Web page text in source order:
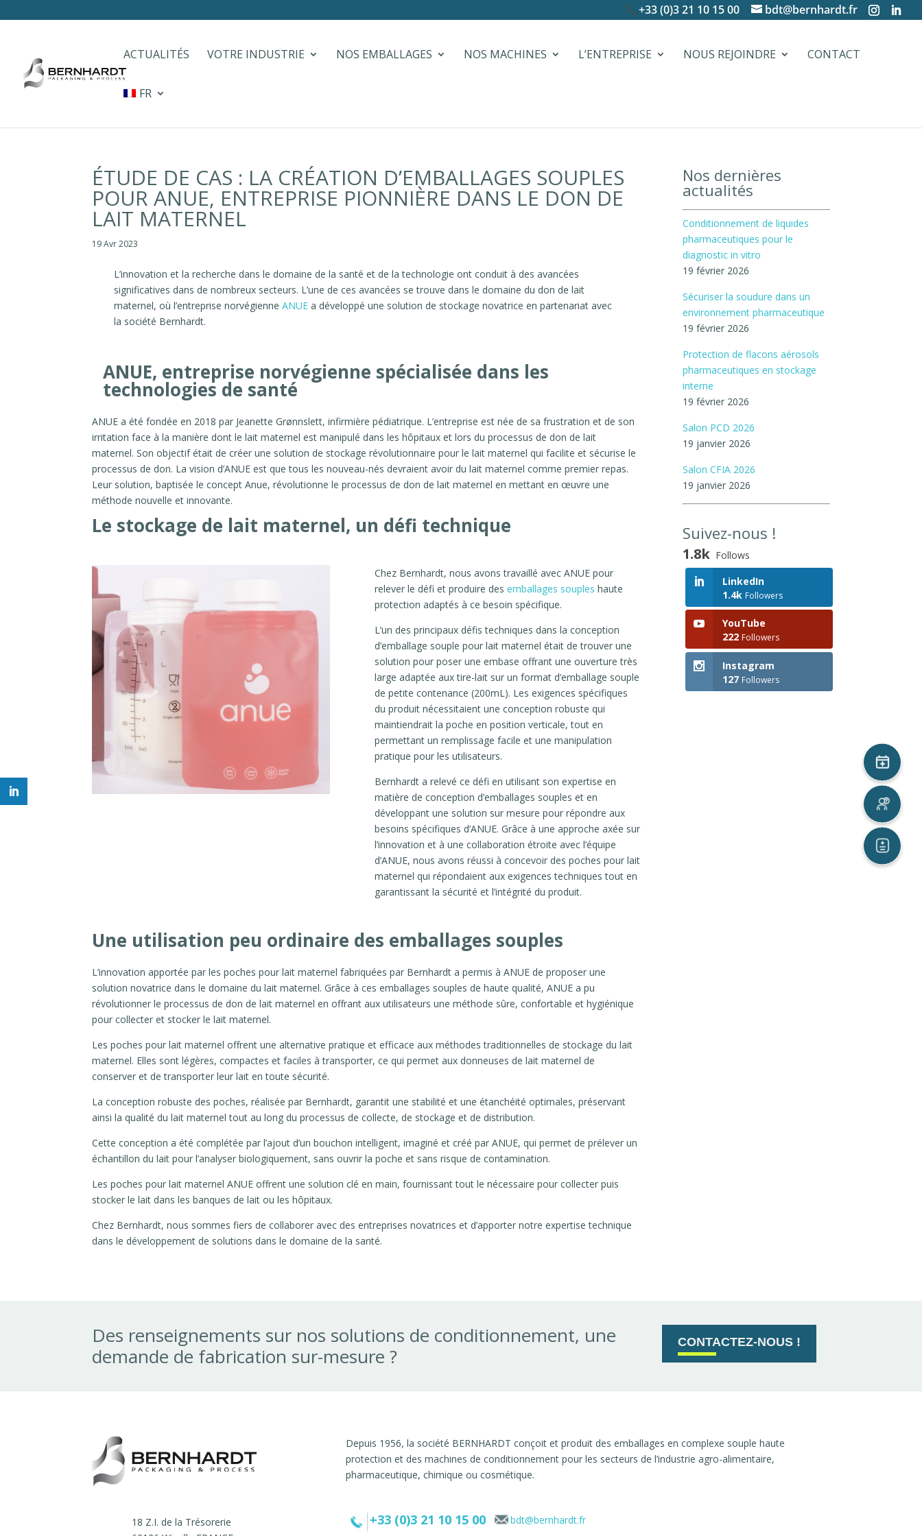
+33 (0)3 21 10 15 00 bdt@bernhardt.fr
ACTUALITÉS VOTRE INDUSTRIE NOS EMBALLAGES NOS MACHINES L’ENTREPRISE NOUS REJOINDRE CONTACT
FR
ÉTUDE DE CAS : LA CRÉATION D’EMBALLAGES SOUPLES
POUR ANUE, ENTREPRISE PIONNIÈRE DANS LE DON DE
LAIT MATERNEL
19 Avr 2023
L’innovation et la recherche dans le domaine de la santé et de la technologie ont conduit à des avancées
significatives dans de nombreux secteurs. L’une de ces avancées se trouve dans le domaine du don de lait
maternel, où l’entreprise norvégienneANUE a développé une solution de stockage novatrice en partenariat avec
la société Bernhardt.
ANUE, entreprise norvégienne spécialisée dans les
technologies de santé
ANUE a été fondée en 2018 par Jeanette Grønnslett, infirmière pédiatrique. L’entreprise est née de sa frustration et de son
irritation face à la manière dont le lait maternel est manipulé dans les hôpitaux et lors du processus de don de lait
maternel. Son objectif était de créer une solution de stockage révolutionnaire pour le lait maternel qui facilite et sécurise le
processus de don. La vision d’ANUE est que tous les nouveau-nés devraient avoir du lait maternel comme premier repas.
Leur solution, baptisée le concept Anue, révolutionne le processus de don de lait maternel en mettant en œuvre une
méthode nouvelle et innovante.
Le stockage de lait maternel, un défi technique
Chez Bernhardt, nous avons travaillé avec ANUE pour
relever le défi et produire des emballages souples haute
protection adaptés à ce besoin spécifique.
L’un des principaux défis techniques dans la conception
d’emballage souple pour lait maternel était de trouver une
solution pour poser une embase offrant une ouverture très
large adaptée aux tire-lait sur un format d’emballage souple
de petite contenance (200mL). Les exigences spécifiques
du produit nécessitaient une conception robuste qui
maintiendrait la poche en position verticale, tout en
permettant un remplissage facile et une manipulation
pratique pour les utilisateurs.
Bernhardt a relevé ce défi en utilisant son expertise en
matière de conception d’emballages souples et en
développant une solution sur mesure pour répondre aux
besoins spécifiques d’ANUE. Grâce à une approche axée sur
l’innovation et à une collaboration étroite avec l’équipe
d’ANUE, nous avons réussi à concevoir des poches pour lait
maternel qui répondaient aux exigences techniques tout en
garantissant la sécurité et l’intégrité du produit.
Une utilisation peu ordinaire des emballages souples
L’innovation apportée par les poches pour lait maternel fabriquées par Bernhardt a permis à ANUE de proposer une
solution novatrice dans le domaine du lait maternel. Grâce à ces emballages souples de haute qualité, ANUE a pu
révolutionner le processus de don de lait maternel en offrant aux utilisateurs une méthode sûre, confortable et hygiénique
pour collecter et stocker le lait maternel.
Les poches pour lait maternel offrent une alternative pratique et efficace aux méthodes traditionnelles de stockage du lait
maternel. Elles sont légères, compactes et faciles à transporter, ce qui permet aux donneuses de lait maternel de
conserver et de transporter leur lait en toute sécurité.
La conception robuste des poches, réalisée par Bernhardt, garantit une stabilité et une étanchéité optimales, préservant
ainsi la qualité du lait maternel tout au long du processus de collecte, de stockage et de distribution.
Cette conception a été complétée par l’ajout d’un bouchon intelligent, imaginé et créé par ANUE, qui permet de prélever un
échantillon du lait pour l’analyser biologiquement, sans ouvrir la poche et sans risque de contamination.
Les poches pour lait maternel ANUE offrent une solution clé en main, fournissant tout le nécessaire pour collecter puis
stocker le lait dans les banques de lait ou les hôpitaux.
Chez Bernhardt, nous sommes fiers de collaborer avec des entreprises novatrices et d’apporter notre expertise technique
dans le développement de solutions dans le domaine de la santé.
Nos dernières
actualités
Conditionnement de liquides
pharmaceutiques pour le
diagnostic in vitro
19 février 2026
Sécuriser la soudure dans un
environnement pharmaceutique
19 février 2026
Protection de flacons aérosols
pharmaceutiques en stockage
interne
19 février 2026
Salon PCD 2026
19 janvier 2026
Salon CFIA 2026
19 janvier 2026
Suivez-nous !
1.8k Follows
LinkedIn
1.4k Followers
YouTube
222 Followers
Instagram
127 Followers
Des renseignements sur nos solutions de conditionnement, une
demande de fabrication sur-mesure ?
CONTACTEZ-NOUS !
18 Z.I. de la Trésorerie
Depuis 1956, la société BERNHARDT conçoit et produit des emballages en complexe souple haute
protection et des machines de conditionnement pour les secteurs de l’industrie agro-alimentaire,
pharmaceutique, chimique ou cosmétique.
+33 (0)3 21 10 15 00 bdt@bernhardt.fr